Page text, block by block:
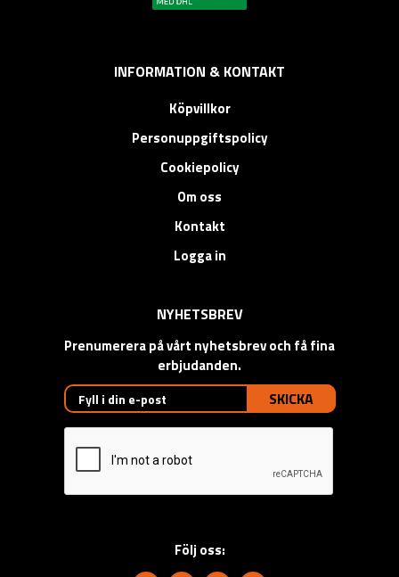
INFORMATION & KONTAKT
Köpvillkor
Personuppgiftspolicy
Cookiepolicy
Om oss
Kontakt
Logga in
NYHETSBREV
Prenumerera på vårt nyhetsbrev och få fina
erbjudanden.
SKICKA
Följ oss: